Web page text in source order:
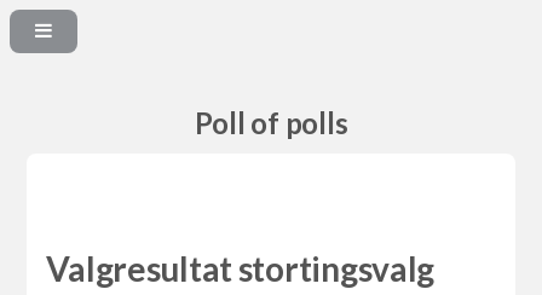
Poll of polls
Valgresultat stortingsvalg